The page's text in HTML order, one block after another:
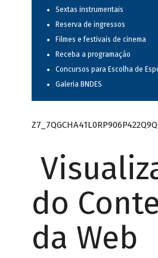
Sextas instrumentais
Reserva de ingressos
Filmes e festivais de cinema
Receba a programação
Concursos para Escolha de
Galeria BNDES
do
da Web